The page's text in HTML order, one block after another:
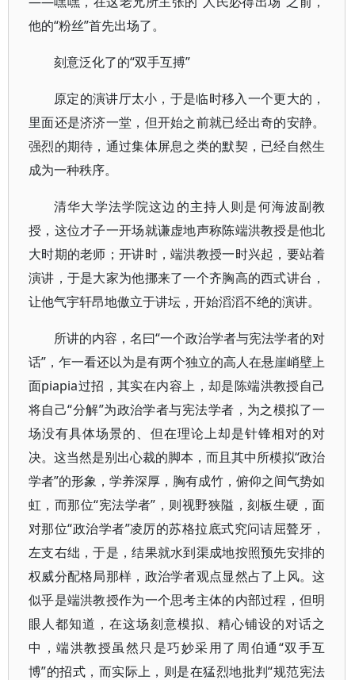
他的“粉丝”首先出场了。
刻意泛化了的“双手互搏”
原定的演讲厅太小，于是临时移入一个更大的，
里面还是济济一堂，但开始之前就已经出奇的安静。
强烈的期待，通过集体屏息之类的默契，已经自然生
成为一种秩序。
清华大学法学院这边的主持人则是何海波副教
授，这位才子一开场就谦虚地声称陈端洪教授是他北
大时期的老师；开讲时，端洪教授一时兴起，要站着
演讲，于是大家为他挪来了一个齐胸高的西式讲台，
让他气宇轩昂地傲立于讲坛，开始滔滔不绝的演讲。
所讲的内容，名曰“一个政治学者与宪法学者的对
话”，乍一看还以为是有两个独立的高人在悬崖峭壁上
面piapia过招，其实在内容上，却是陈端洪教授自己
将自己“分解”为政治学者与宪法学者，为之模拟了一
场没有具体场景的、但在理论上却是针锋相对的对
决。这当然是别出心裁的脚本，而且其中所模拟“政治
学者”的形象，学养深厚，胸有成竹，俯仰之间气势如
虹，而那位“宪法学者”，则视野狭隘，刻板生硬，面
对那位“政治学者”凌厉的苏格拉底式究问诘屈聱牙，
左支右绌，于是，结果就水到渠成地按照预先安排的
权威分配格局那样，政治学者观点显然占了上风。这
似乎是端洪教授作为一个思考主体的内部过程，但明
眼人都知道，在这场刻意模拟、精心铺设的对话之
中，端洪教授虽然只是巧妙采用了周伯通“双手互
博”的招式，而实际上，则是在猛烈地批判“规范宪法